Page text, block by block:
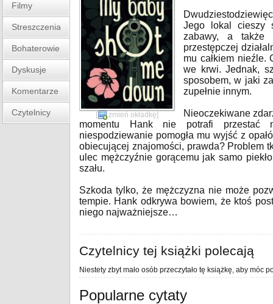
Filmy
Streszczenia
Bohaterowie
Dyskusje
Komentarze
Czytelnicy [ zmień okładkę]
Jego lokal cieszy
zabawy, a także
przestępczej
mu całkiem
we krwi. Jednak,
sposobem, w jaki
zupełnie innym.
Nieoczekiwane
momentu Hank nie potrafi przestać
niespodziewanie pomogła mu wyjść z
obiecującej znajomości, prawda? Problem
ulec mężczyźnie gorącemu jak samo
szału.
Szkoda tylko, że mężczyzna nie może
tempie. Hank odkrywa bowiem, że ktoś
niego najważniejsze…
Czytelnicy tej książki polecają
Niestety zbyt mało osób przeczytało tę książkę, aby móc
Popularne cytaty